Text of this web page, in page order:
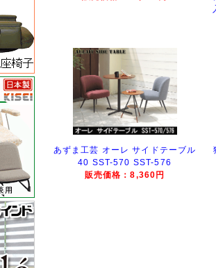
あずま工芸 オーレ サイドテーブル
40 SST-570 SST-576
販売価格：8,360円